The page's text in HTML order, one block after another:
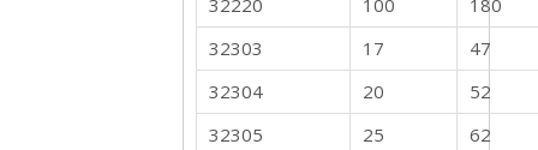
32220
100
180
32303
17
47
32304
20
52
32305
25
62